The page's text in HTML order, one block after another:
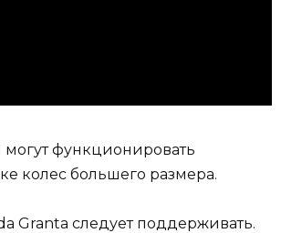
могут функционировать
колес большего размера.
Granta следует поддерживать.